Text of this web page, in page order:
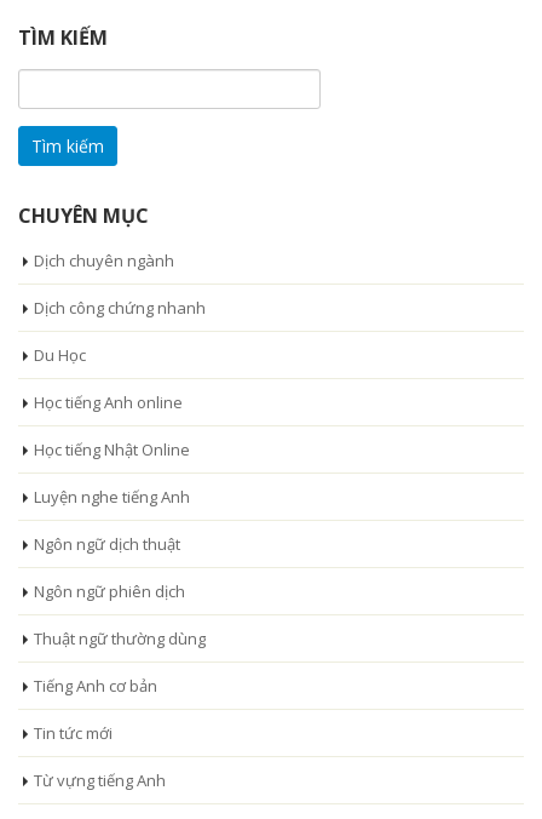
TÌM KIẾM
kiếm
cho:
CHUYÊN MỤC
Dịch chuyên ngành
Dịch công chứng nhanh
Du Học
Học tiếng Anh online
Học tiếng Nhật Online
Luyện nghe tiếng Anh
Ngôn ngữ dịch thuật
Ngôn ngữ phiên dịch
Thuật ngữ thường dùng
Tiếng Anh cơ bản
Tin tức mới
Từ vựng tiếng Anh